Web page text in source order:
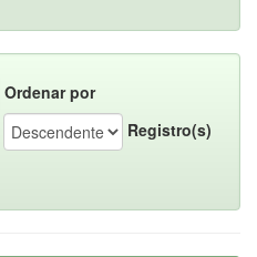
Ordenar por
Registro(s)